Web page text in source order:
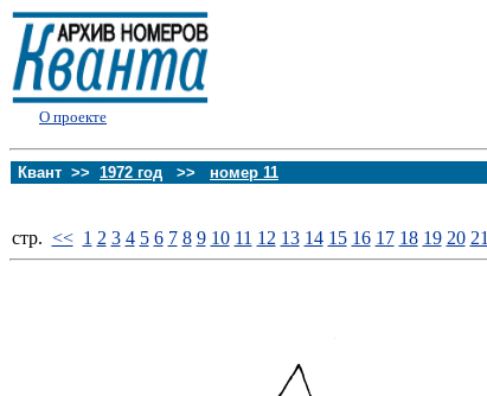
О проекте
Квант >> 1972 год >> номер 11
стp. << 1 2 3 4 5 6 7 8 9 10 11 12 13 14 15 16 17 18 19 20 21